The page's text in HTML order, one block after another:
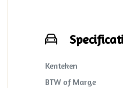
Kenteken
BTW of Marge